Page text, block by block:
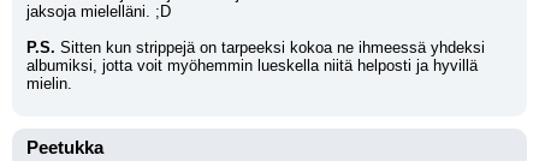
jaksoja mielelläni. ;D
P.S. Sitten kun strippejä on tarpeeksi kokoa ne ihmeessä yhdeksi
albumiksi, jotta voit myöhemmin lueskella niitä helposti ja hyvillä
mielin.
Peetukka